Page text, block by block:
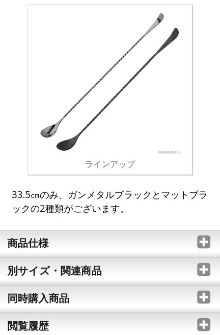
ラインアップ
33.5㎝のみ、ガンメタルブラックとマットブラ
ックの2種類がございます。
商品仕様
別サイズ・関連商品
同時購入商品
閲覧履歴